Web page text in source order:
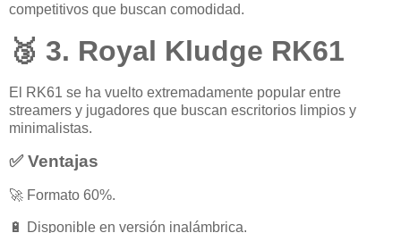
competitivos que buscan comodidad.
🥉 3. Royal Kludge RK61
El RK61 se ha vuelto extremadamente popular entre
streamers y jugadores que buscan escritorios limpios y
minimalistas.
✅ Ventajas
🚀 Formato 60%.
🔋 Disponible en versión inalámbrica.